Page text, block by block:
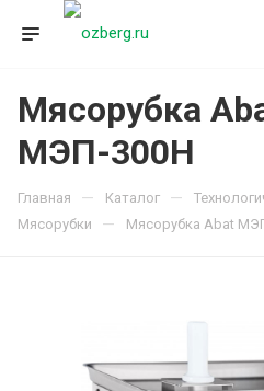
Мясорубка
МЭП-300Н
Главная — Каталог —
Мясорубки — Мясорубка Abat